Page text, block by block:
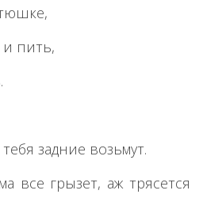
пить,
задние возьмут.
все грызет, аж трясется